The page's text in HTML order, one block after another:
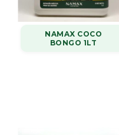
NAMAX COCO
BONGO 1LT